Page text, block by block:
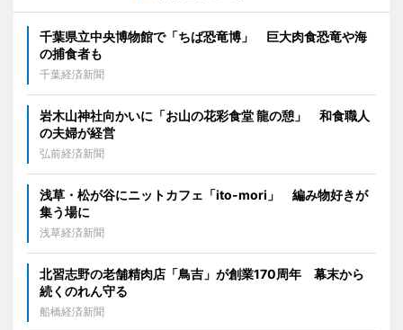
千葉県立中央博物館で「ちば恐竜博」 巨大肉食恐竜や海
の捕食者も
千葉経済新聞
岩木山神社向かいに「お山の花彩食堂 龍の憩」 和食職人
の夫婦が経営
弘前経済新聞
浅草・松が谷にニットカフェ「ito-mori」 編み物好きが
集う場に
浅草経済新聞
北習志野の老舗精肉店「鳥吉」が創業170周年 幕末から
続くのれん守る
船橋経済新聞